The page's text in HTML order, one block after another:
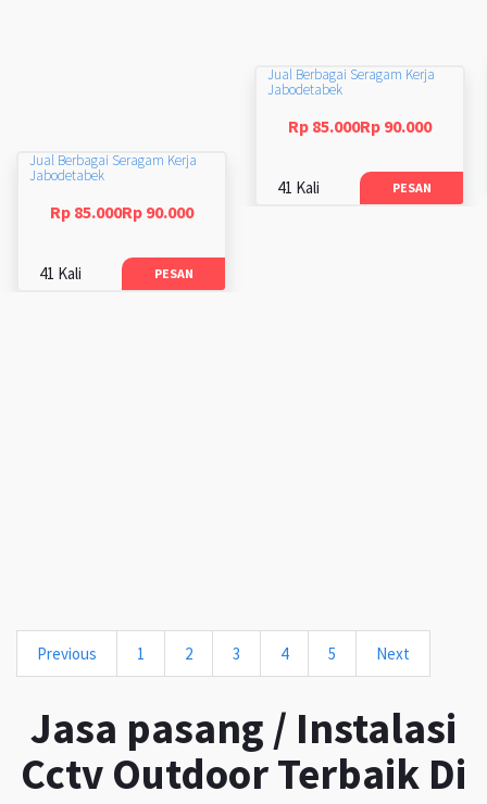
Jual Berbagai Seragam Kerja
Jabodetabek
Rp 85.000Rp 90.000
41 Kali PESAN
Jual Berbagai Seragam Kerja
Jabodetabek
Rp 85.000Rp 90.000
41 Kali PESAN
Previous 1 2 3 4 5 Next
Jasa pasang / Instalasi
Cctv Outdoor Terbaik Di